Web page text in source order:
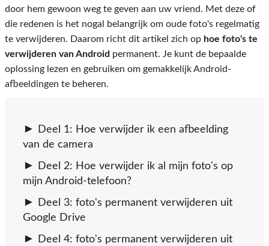
door hem gewoon weg te geven aan uw vriend. Met deze of
die redenen is het nogal belangrijk om oude foto's regelmatig
te verwijderen. Daarom richt dit artikel zich op hoe foto's te
verwijderen van Android permanent. Je kunt de bepaalde
oplossing lezen en gebruiken om gemakkelijk Android-
afbeeldingen te beheren.
Deel 1: Hoe verwijder ik een afbeelding
van de camera
Deel 2: Hoe verwijder ik al mijn foto's op
mijn Android-telefoon?
Deel 3: foto's permanent verwijderen uit
Google Drive
Deel 4: foto's permanent verwijderen uit